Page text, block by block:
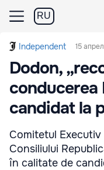
RU
Independent 15
Dodon,
conducerea
candidat la
Comitetul Executiv
Consiliului
în calitate de